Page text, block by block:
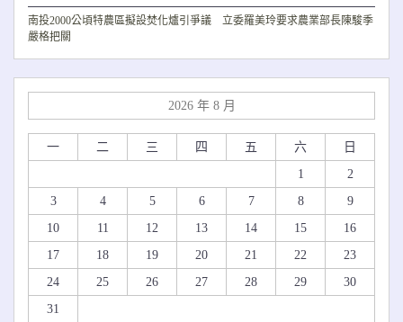
南投2000公頃特農區擬設焚化爐引爭議 立委羅美玲要求農業部長陳駿季
嚴格把關
2026 年 8 月
一 二 三 四 五 六
日
1
2
3
4 5 6 7 8
9
10
11 12 13 14 15
16
17
18 19 20 21 22
23
24
25 26 27 28 29
30
31